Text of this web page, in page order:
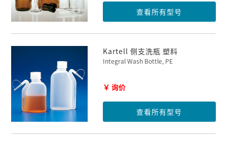
查看所有型号
Kartell 侧支洗瓶 塑料
Integral Wash Bottle, PE
￥ 询价
查看所有型号